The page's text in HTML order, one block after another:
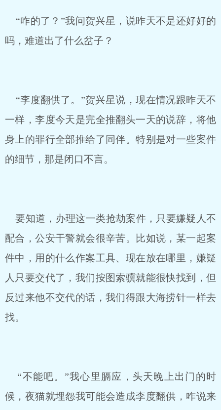
“咋的了？”我问贺兴星，说昨天不是还好好的
吗，难道出了什么岔子？
“李度翻供了。”贺兴星说，现在情况跟昨天不
一样，李度今天是完全推翻头一天的说辞，将他
身上的罪行全部推给了同伴。特别是对一些案件
的细节，那是闭口不言。
要知道，办理这一类抢劫案件，只要嫌疑人不
配合，公安干警就会很辛苦。比如说，某一起案
件中，用的什么作案工具、现在放在哪里，嫌疑
人只要交代了，我们按图索骥就能很快找到，但
反过来他不交代的话，我们得跟大海捞针一样去
找。
“不能吧。”我心里膈应，头天晚上出门的时
候，夜猫就埋怨我可能会造成李度翻供，咋说来